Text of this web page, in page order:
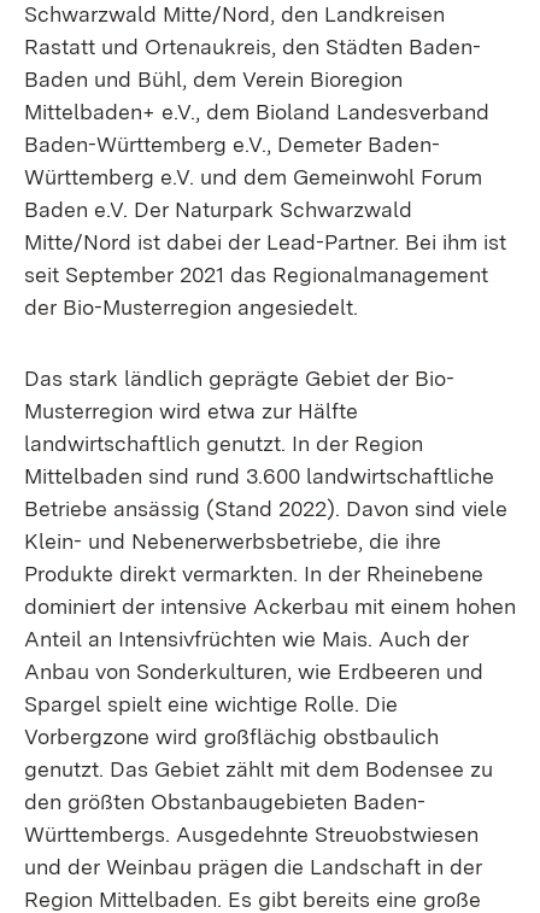
Schwarzwald Mitte/Nord, den Landkreisen
Rastatt und Ortenaukreis, den Städten Baden-
Baden und Bühl, dem Verein Bioregion
Mittelbaden+ e.V., dem Bioland Landesverband
Baden-Württemberg e.V., Demeter Baden-
Württemberg e.V. und dem Gemeinwohl Forum
Baden e.V. Der Naturpark Schwarzwald
Mitte/Nord ist dabei der Lead-Partner. Bei ihm ist
seit September 2021 das Regionalmanagement
der Bio-Musterregion angesiedelt.
Das stark ländlich geprägte Gebiet der Bio-
Musterregion wird etwa zur Hälfte
landwirtschaftlich genutzt. In der Region
Mittelbaden sind rund 3.600 landwirtschaftliche
Betriebe ansässig (Stand 2022). Davon sind viele
Klein- und Nebenerwerbsbetriebe, die ihre
Produkte direkt vermarkten. In der Rheinebene
dominiert der intensive Ackerbau mit einem hohen
Anteil an Intensivfrüchten wie Mais. Auch der
Anbau von Sonderkulturen, wie Erdbeeren und
Spargel spielt eine wichtige Rolle. Die
Vorbergzone wird großflächig obstbaulich
genutzt. Das Gebiet zählt mit dem Bodensee zu
den größten Obstanbaugebieten Baden-
Württembergs. Ausgedehnte Streuobstwiesen
und der Weinbau prägen die Landschaft in der
Region Mittelbaden. Es gibt bereits eine große